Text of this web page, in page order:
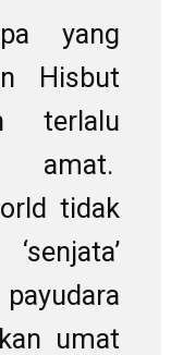
yang
Hisbut
terlalu
amat.
tidak
umat